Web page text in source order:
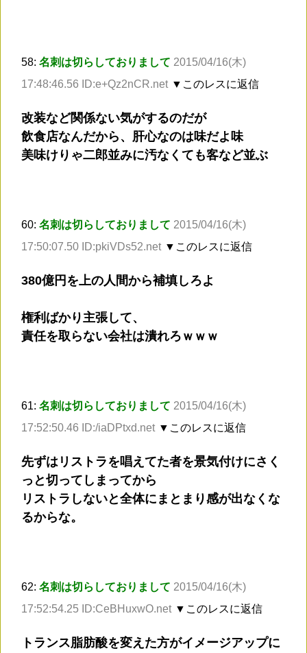
58: 名刺は切らしておりまして 2015/04/16(木)
17:48:46.56 ID:e+Qz2nCR.net ▼このレスに返信
改装など関係ない気がするのだが
飲食店なんだから、肝心なのは味だよ味
美味けりゃ二郎並みに汚なくても客など並ぶ
60: 名刺は切らしておりまして 2015/04/16(木)
17:50:07.50 ID:pkiVDs52.net ▼このレスに返信
380億円を上の人間から補填しろよ
権利ばかり主張して、
責任を取らない会社は潰れろｗｗｗ
61: 名刺は切らしておりまして 2015/04/16(木)
17:52:50.46 ID:/iaDPtxd.net ▼このレスに返信
先ずはリストラを唱えてた者を景気付けにさく
っと切ってしまってから
リストラしないと全体にまとまり感が出なくな
るからな。
62: 名刺は切らしておりまして 2015/04/16(木)
17:52:54.25 ID:CeBHuxwO.net ▼このレスに返信
トランス脂肪酸を変えた方がイメージアップに